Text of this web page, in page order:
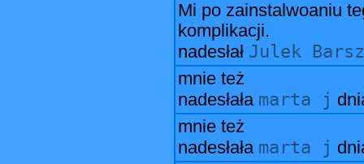
Mi po zainstalwoaniu
komplikacji.
nadesłał Julek
mnie też
nadesłała marta j
mnie też
nadesłała marta j